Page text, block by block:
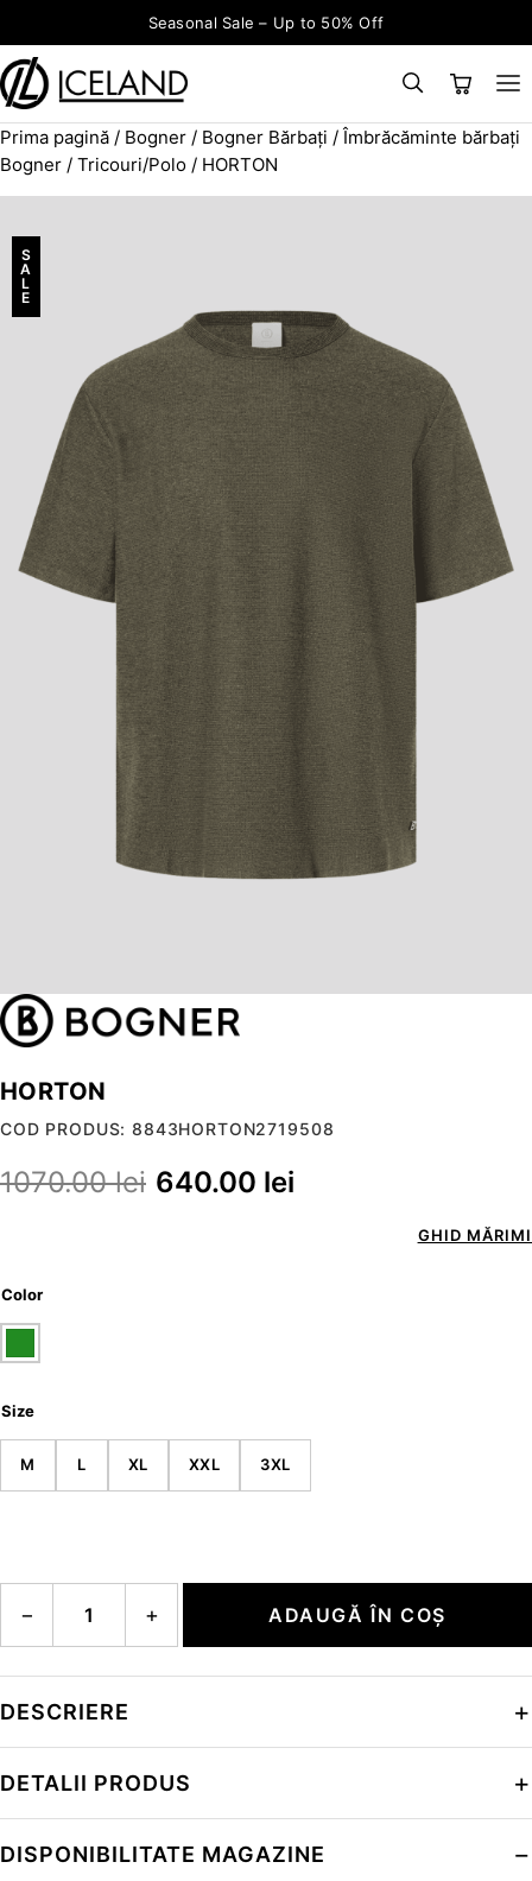
Seasonal Sale – Up to 50% Off
Search for:
CAUTĂ ×
Prima pagină / Bogner / Bogner Bărbați / Îmbrăcăminte bărbați
Bogner / Tricouri/Polo / HORTON
S
A
L
E
HORTON
COD PRODUS: 8843HORTON2719508
1070.00lei 640.00 lei
GHID MĂRIMI
Color
Size
M L XL XXL 3XL
− + ADAUGĂ ÎN COȘ
DESCRIERE
DETALII PRODUS
DISPONIBILITATE MAGAZINE